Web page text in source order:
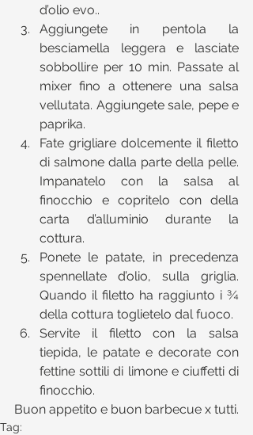
d’olio evo..
Aggiungete in pentola la
besciamella leggera e lasciate
sobbollire per 10 min. Passate al
mixer fino a ottenere una salsa
vellutata. Aggiungete sale, pepe e
paprika.
Fate grigliare dolcemente il filetto
di salmone dalla parte della pelle.
Impanatelo con la salsa al
finocchio e copritelo con della
carta d’alluminio durante la
cottura.
Ponete le patate, in precedenza
spennellate d’olio, sulla griglia.
Quando il filetto ha raggiunto i ¾
Servite il filetto con la salsa
tiepida, le patate e decorate con
fettine sottili di limone e ciuffetti di
finocchio.
Buon appetito e buon barbecue x tutti.
Tag: